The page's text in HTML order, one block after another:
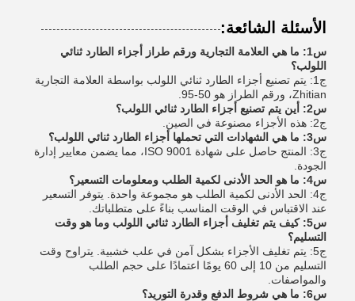
الأسئلة الشائعة:
س1: ما هي العلامة التجارية ورقم طراز أجزاء الطارد ثنائي
اللولب؟
ج1: يتم تصنيع أجزاء الطارد ثنائي اللولب بواسطة العلامة التجارية
Zhitian، ورقم الطراز هو 50-95.
س2: أين يتم تصنيع أجزاء الطارد ثنائي اللولب؟
ج2: هذه الأجزاء مصنوعة في الصين.
س3: ما هي الشهادات التي تحملها أجزاء الطارد ثنائي اللولب؟
ج3: المنتج حاصل على شهادة ISO 9001، مما يضمن معايير إدارة
الجودة.
س4: ما هو الحد الأدنى لكمية الطلب ومعلومات التسعير؟
ج4: الحد الأدنى لكمية الطلب هو مجموعة واحدة. يتوفر التسعير
عند الاقتباس في الوقت المناسب بناءً على متطلباتك.
س5: كيف يتم تغليف أجزاء الطارد ثنائي اللولب وما هو وقت
التسليم؟
ج5: يتم تغليف الأجزاء بشكل آمن في علب خشبية. يتراوح وقت
التسليم من 10 إلى 60 يومًا اعتمادًا على حجم الطلب
والمواصفات.
س6: ما هي شروط الدفع وقدرة التوريد؟